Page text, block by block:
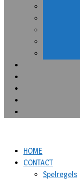
HOME
CONTACT
Spelregels